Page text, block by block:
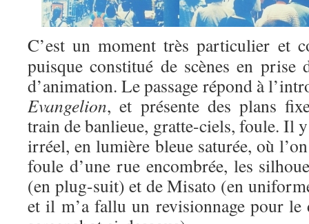
C’est un moment très particulier et
puisque constitué de scènes en prise
d’animation. Le passage répond à
Evangelion, et présente des plans
train de banlieue, gratte-ciels, foule. Il
irréel, en lumière bleue saturée, où
foule d’une rue encombrée, les
(en plug-suit) et de Misato (en
et il m’a fallu un revisionnage pour